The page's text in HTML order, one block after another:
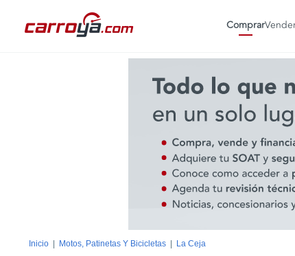
Comprar
Inicio Motos, Patinetas Y Bicicletas La Ceja